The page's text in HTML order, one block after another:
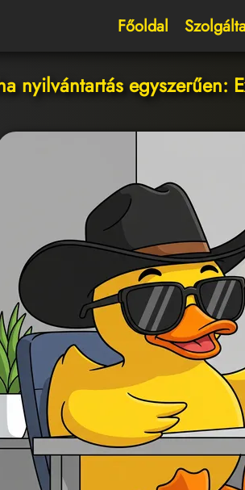
Főoldal
nyilvántartás egyszerűen: